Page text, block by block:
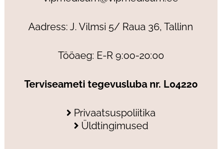
Aadress: J. Vilmsi 5/ Raua 36, Tallinn
Tööaeg: E-R 9:00-20:00
Terviseameti tegevusluba nr. L04220
Privaatsuspoliitika
Üldtingimused